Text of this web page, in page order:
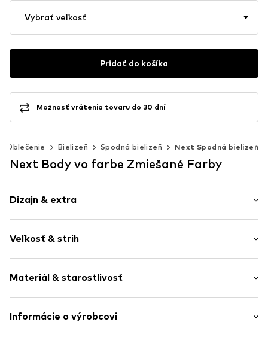
Vybrať veľkosť
Pridať do košíka
Možnosť vrátenia tovaru do 30 dní
Oblečenie Bielizeň Spodná bielizeň Next Spodná bielizeň
Next Body vo farbe Zmiešané Farby
Dizajn & extra
Bavlna
Volániky
Vzor potlačený po celej ploche
Číslo položky NXTv470001000001
Veľkosť & strih
Strih: Štandardný fit
Materiál & starostlivosť
Materiál: 100% Bavlna
Informácie o výrobcovi